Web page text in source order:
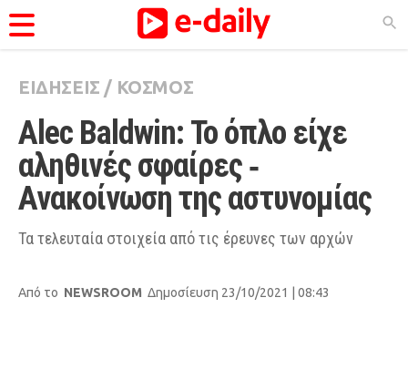
ΚΑΤΗΓΟΡΊΕΣ
Ειδήσεις
Θέματα
Videos
Podcasts
Life
ΕΙΔΗΣΕΙΣ / ΚΟΣΜΟΣ
Alec Baldwin: Το όπλο είχε
αληθινές σφαίρες ‑
Ανακοίνωση της αστυνομίας
Τα τελευταία στοιχεία από τις έρευνες των αρχών
Από το NEWSROOM Δημοσίευση 23/10/2021 | 08:43